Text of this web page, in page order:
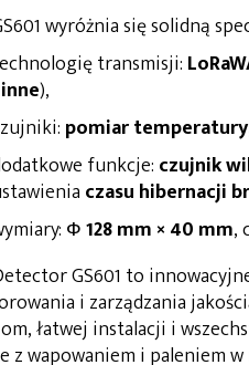
wyróżnia się solidną
transmisji:
),
pomiar
funkcje:czujnik
czasu hibernacji
Ф128 mm × 40 mm,
GS601 to
i zarządzania
łatwej instalacji i
z wapowaniem i paleniem